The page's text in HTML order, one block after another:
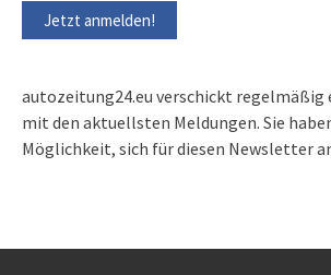
autozeitung24.eu verschickt
mit den aktuellsten Meldungen. Sie
Möglichkeit, sich für diesen Newsletter